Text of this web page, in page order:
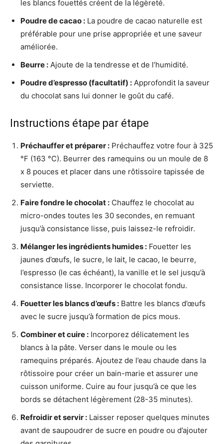
les blancs fouettés créent de la légèreté.
Poudre de cacao : La poudre de cacao naturelle est
préférable pour une prise appropriée et une saveur
améliorée.
Beurre : Ajoute de la tendresse et de l’humidité.
Poudre d’espresso (facultatif) : Approfondit la saveur
du chocolat sans lui donner le goût du café.
Instructions étape par étape
Préchauffer et préparer : Préchauffez votre four à 325
°F (163 °C). Beurrer des ramequins ou un moule de 8
x 8 pouces et placer dans une rôtissoire tapissée de
serviette.
Faire fondre le chocolat : Chauffez le chocolat au
micro-ondes toutes les 30 secondes, en remuant
jusqu’à consistance lisse, puis laissez-le refroidir.
Mélanger les ingrédients humides : Fouetter les
jaunes d’œufs, le sucre, le lait, le cacao, le beurre,
l’espresso (le cas échéant), la vanille et le sel jusqu’à
consistance lisse. Incorporer le chocolat fondu.
Fouetter les blancs d’œufs : Battre les blancs d’œufs
avec le sucre jusqu’à formation de pics mous.
Combiner et cuire : Incorporez délicatement les
blancs à la pâte. Verser dans le moule ou les
ramequins préparés. Ajoutez de l’eau chaude dans la
rôtissoire pour créer un bain-marie et assurer une
cuisson uniforme. Cuire au four jusqu’à ce que les
bords se détachent légèrement (28-35 minutes).
Refroidir et servir : Laisser reposer quelques minutes
avant de saupoudrer de sucre en poudre ou d’ajouter